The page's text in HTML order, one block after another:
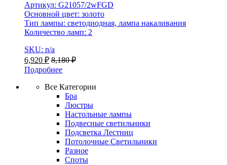
Артикул: G21057/2wFGD
Основной цвет: золото
Тип лампы: светодиодная, лампа накаливания
Количество ламп: 2
SKU: n/a
6,920 ₽ 8,180₽
Подробнее
Все Категории
Бра
Люстры
Настольные лампы
Подвесные светильники
Подсветка Лестниц
Потолочные Светильники
Разное
Споты